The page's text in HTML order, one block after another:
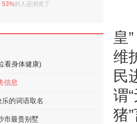
皇
维
民
谓
猪
53%的人还浏览了
看身体健康)
信息
的词语取名
市最贵别墅